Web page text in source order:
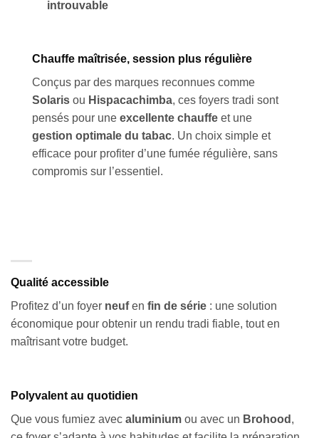
introuvable
Chauffe maîtrisée, session plus régulière
Conçus par des marques reconnues comme
Solaris ou Hispacachimba, ces foyers tradi sont
pensés pour une excellente chauffe et une
gestion optimale du tabac. Un choix simple et
efficace pour profiter d’une fumée régulière, sans
compromis sur l’essentiel.
Qualité accessible
Profitez d’un foyer neufen fin de série : une solution
économique pour obtenir un rendu tradi fiable, tout en
maîtrisant votre budget.
Polyvalent au quotidien
Que vous fumiez avec aluminium ou avec un Brohood ,